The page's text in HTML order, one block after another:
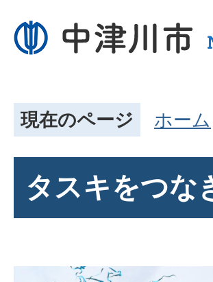
現在のページ ホーム
タスキをつな